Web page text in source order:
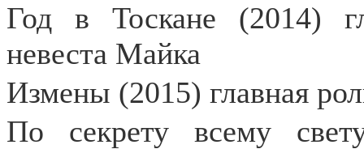
Год в Тоскане (2014)
невеста Майка
Измены (2015) главная
По секрету всему